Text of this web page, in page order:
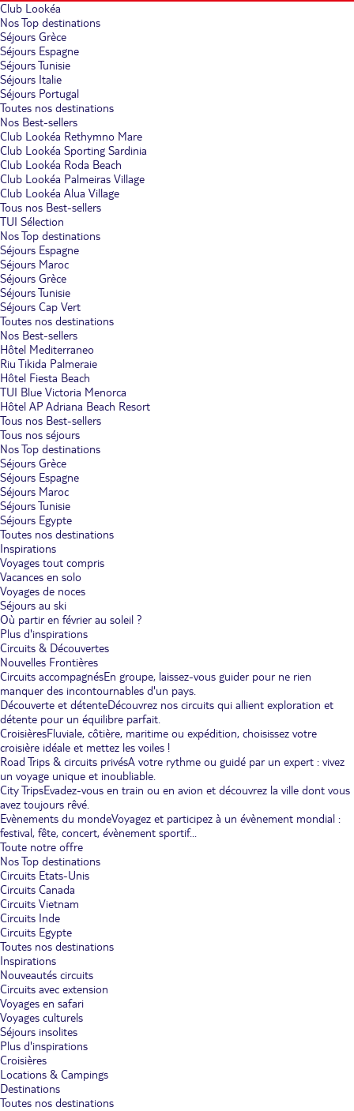
Club Lookéa
Nos Top destinations
Séjours Grèce
Séjours Espagne
Séjours Tunisie
Séjours Italie
Séjours Portugal
Toutes nos destinations
Nos Best-sellers
Club Lookéa Rethymno Mare
Club Lookéa Sporting Sardinia
Club Lookéa Roda Beach
Club Lookéa Palmeiras Village
Club Lookéa Alua Village
Tous nos Best-sellers
TUI Sélection
Nos Top destinations
Séjours Espagne
Séjours Maroc
Séjours Grèce
Séjours Tunisie
Séjours Cap Vert
Toutes nos destinations
Nos Best-sellers
Hôtel Mediterraneo
Riu Tikida Palmeraie
Hôtel Fiesta Beach
TUI Blue Victoria Menorca
Hôtel AP Adriana Beach Resort
Tous nos Best-sellers
Tous nos séjours
Nos Top destinations
Séjours Grèce
Séjours Espagne
Séjours Maroc
Séjours Tunisie
Séjours Egypte
Toutes nos destinations
Inspirations
Voyages tout compris
Vacances en solo
Voyages de noces
Séjours au ski
Où partir en février au soleil ?
Plus d'inspirations
Circuits & Découvertes
Nouvelles Frontières
Circuits accompagnésEn groupe, laissez-vous guider pour ne rien
manquer des incontournables d'un pays.
Découverte et détenteDécouvrez nos circuits qui allient exploration et
détente pour un équilibre parfait.
CroisièresFluviale, côtière, maritime ou expédition, choisissez votre
croisière idéale et mettez les voiles !
Road Trips & circuits privésA votre rythme ou guidé par un expert : vivez
un voyage unique et inoubliable.
City TripsEvadez-vous en train ou en avion et découvrez la ville dont vous
avez toujours rêvé.
Evènements du mondeVoyagez et participez à un évènement mondial :
festival, fête, concert, évènement sportif...
Toute notre offre
Nos Top destinations
Circuits Etats-Unis
Circuits Canada
Circuits Vietnam
Circuits Inde
Circuits Egypte
Toutes nos destinations
Inspirations
Nouveautés circuits
Circuits avec extension
Voyages en safari
Voyages culturels
Séjours insolites
Plus d'inspirations
Croisières
Locations & Campings
Destinations
Toutes nos destinations